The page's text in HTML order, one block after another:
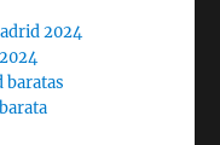
2024
baratas